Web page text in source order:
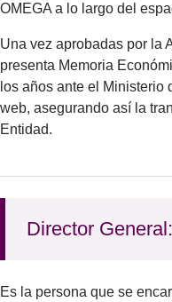
OMEGA a lo largo del
Una vez aprobadas por la
presenta Memoria
los años ante el Ministerio
web, asegurando así la
Entidad.
Director General:
Es la persona que se